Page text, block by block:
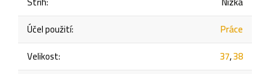
Účel použití:
Práce
Velikost: 37,38